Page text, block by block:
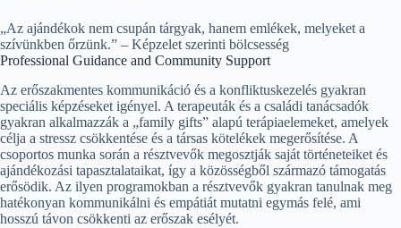
„Az ajándékok nem csupán tárgyak, hanem emlékek, melyeket a
szívünkben őrzünk.” – Képzelet szerinti bölcsesség
Professional Guidance and Community Support
Az erőszakmentes kommunikáció és a konfliktuskezelés gyakran
speciális képzéseket igényel. A terapeuták és a családi tanácsadók
gyakran alkalmazzák a „family gifts” alapú terápiaelemeket, amelyek
célja a stressz csökkentése és a társas kötelékek megerősítése. A
csoportos munka során a résztvevők megosztják saját történeteiket és
ajándékozási tapasztalataikat, így a közösségből származó támogatás
erősödik. Az ilyen programokban a résztvevők gyakran tanulnak meg
hatékonyan kommunikálni és empátiát mutatni egymás felé, ami
hosszú távon csökkenti az erőszak esélyét.